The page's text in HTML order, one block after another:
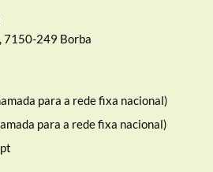
7150-249 Borba
para a rede fixa nacional)
para a rede fixa nacional)